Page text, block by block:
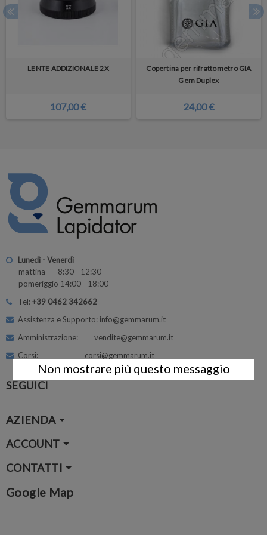
LENTE ADDIZIONALE 2X
107,00 €
Copertina per rifrattometro GIA
Gem Duplex
24,00 €
Lunedì - Venerdì
mattina 8:30 - 12:30
pomeriggio 14:00 - 18:00
Tel:+39 0462 342662
Assistenza e Supporto: info@gemmarum.it
Amministrazione: vendite@gemmarum.it
Corsi: corsi@gemmarum.it
SEGUICI
AZIENDA
ACCOUNT
CONTATTI
Google Map
Non mostrare più questo messaggio